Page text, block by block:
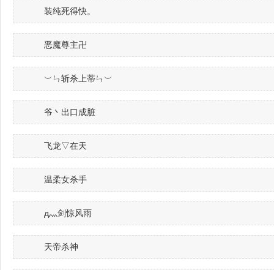
装纯死得快。
恶魔尊主卍
︶ㄣ斩杀上蒂ㄣ︶
爷丶出口成脏
飞龙▽在天
温柔女杀手
д灬剑惊风雨
天帝杀神